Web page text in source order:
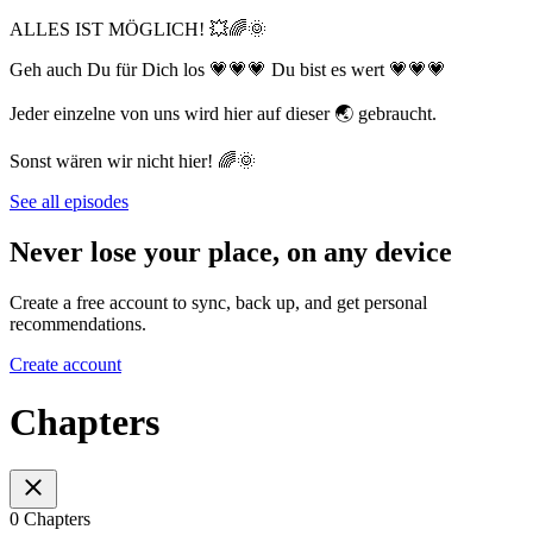
ALLES IST MÖGLICH! 💥🌈🌞
Geh auch Du für Dich los 💗💗💗 Du bist es wert 💗💗💗
Jeder einzelne von uns wird hier auf dieser 🌏 gebraucht.
Sonst wären wir nicht hier! 🌈🌞
See all episodes
Never lose your place, on any device
Create a free account to sync, back up, and get personal
recommendations.
Create account
Chapters
0 Chapters